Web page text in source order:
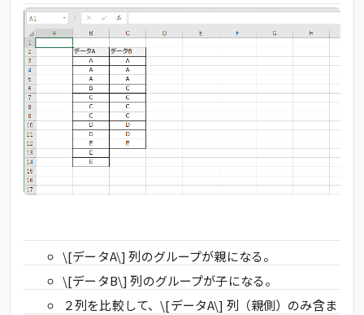
\[データA\] 列のグループが親になる。
\[データB\] 列のグループが子になる。
２列を比較して、\[データA\] 列（親側）のみ含ま